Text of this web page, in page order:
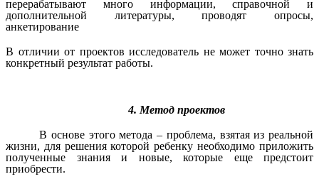
перерабатывают много информации, справочной и
дополнительной литературы, проводят опросы,
анкетирование
В отличии от проектов исследователь не может точно знать
конкретный результат работы.
4. Метод проектов
В основе этого метода – проблема, взятая из реальной
жизни, для решения которой ребенку необходимо приложить
полученные знания и новые, которые еще предстоит
приобрести.